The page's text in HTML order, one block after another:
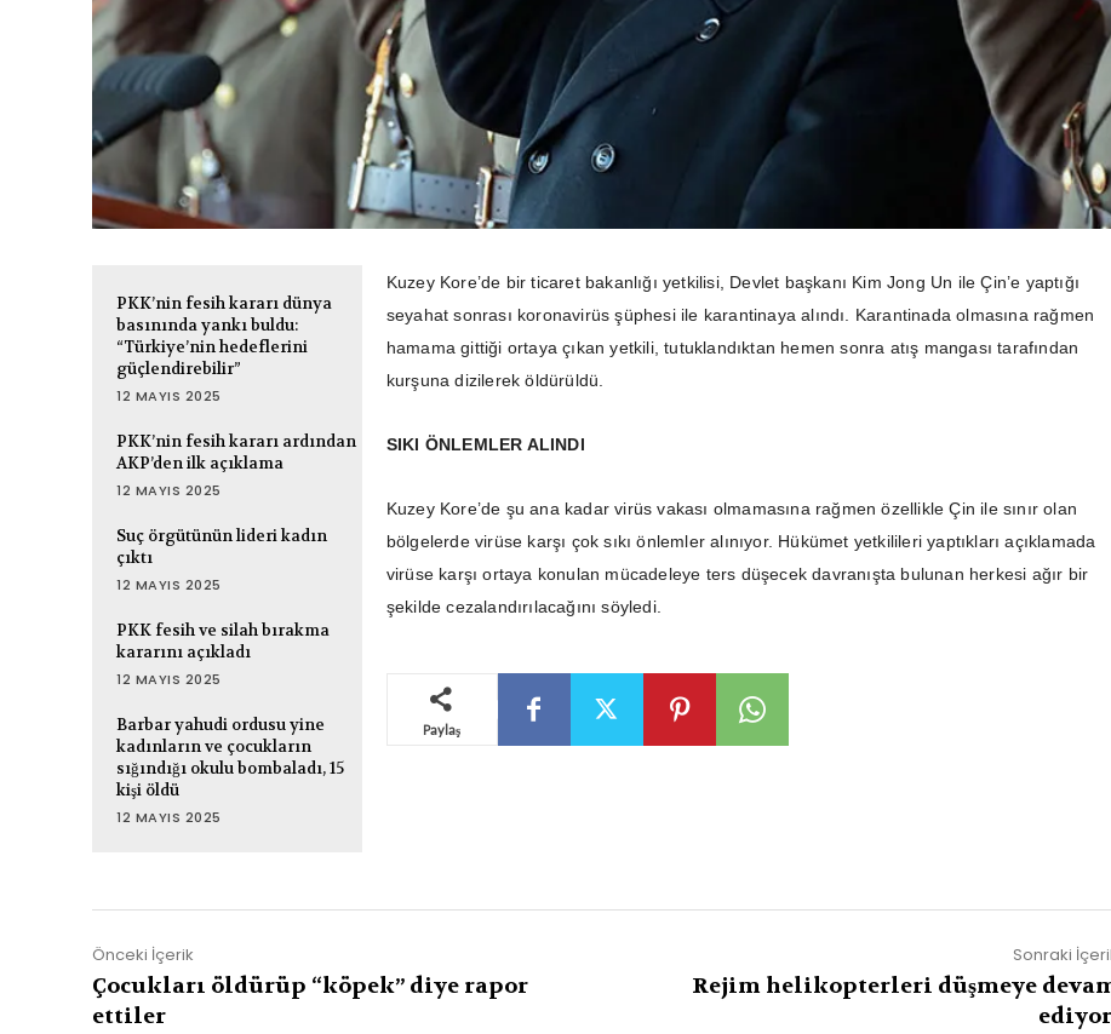
PKK’nin fesih kararı dünya
basınında yankı buldu:
“Türkiye’nin hedeflerini
güçlendirebilir”
12 MAYIS 2025
PKK’nin fesih kararı ardından
AKP’den ilk açıklama
12 MAYIS 2025
Suç örgütünün lideri kadın
çıktı
12 MAYIS 2025
PKK fesih ve silah bırakma
kararını açıkladı
12 MAYIS 2025
Barbar yahudi ordusu yine
kadınların ve çocukların
sığındığı okulu bombaladı, 15
kişi öldü
12 MAYIS 2025
Kuzey Kore’de bir ticaret bakanlığı yetkilisi, Devlet başkanı Kim Jong Un ile Çin’e yaptığı
seyahat sonrası koronavirüs şüphesi ile karantinaya alındı. Karantinada olmasına rağmen
hamama gittiği ortaya çıkan yetkili, tutuklandıktan hemen sonra atış mangası tarafından
kurşuna dizilerek öldürüldü.
SIKI ÖNLEMLER ALINDI
Kuzey Kore’de şu ana kadar virüs vakası olmamasına rağmen özellikle Çin ile sınır olan
bölgelerde virüse karşı çok sıkı önlemler alınıyor. Hükümet yetkilileri yaptıkları açıklamada
virüse karşı ortaya konulan mücadeleye ters düşecek davranışta bulunan herkesi ağır bir
şekilde cezalandırılacağını söyledi.
Paylaş
Önceki İçerik
Çocukları öldürüp “köpek” diye rapor
ettiler
Sonraki
Rejim helikopterleri düşmeye